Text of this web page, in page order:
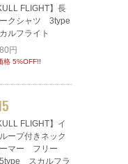
FLIGHT】長
クシャツ 3type
ルフライト
円
格 5%OFF!!
FLIGHT】イ
ープ付きネック
マー フリー
スカルフラ